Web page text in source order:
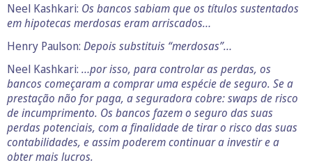
Neel Kashkari: Os bancos sabiam que os títulos sustentados
em hipotecas merdosas eram arriscados…
Henry Paulson: Depois substituis “merdosas”…
Neel Kashkari: …por isso, para controlar as perdas, os
bancos começaram a comprar uma espécie de seguro. Se a
prestação não for paga, a seguradora cobre: swaps de risco
de incumprimento. Os bancos fazem o seguro das suas
perdas potenciais, com a finalidade de tirar o risco das suas
contabilidades, e assim poderem continuar a investir e a
obter mais lucros.